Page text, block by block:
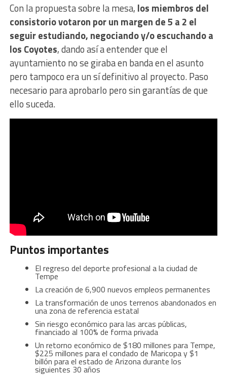
Con la propuesta sobre la mesa, los miembros del
consistorio votaron por un margen de 5 a 2 el
seguir estudiando, negociando y/o escuchando a
los Coyotes, dando así a entender que el
ayuntamiento no se giraba en banda en el asunto
pero tampoco era un sí definitivo al proyecto. Paso
necesario para aprobarlo pero sin garantías de que
ello suceda.
Puntos importantes
El regreso del deporte profesional a la ciudad de
Tempe
La creación de 6,900 nuevos empleos permanentes
La transformación de unos terrenos abandonados en
una zona de referencia estatal
Sin riesgo económico para las arcas públicas,
financiado al 100% de forma privada
Un retorno económico de $180 millones para Tempe,
$225 millones para el condado de Maricopa y $1
billón para el estado de Arizona durante los
siguientes 30 años